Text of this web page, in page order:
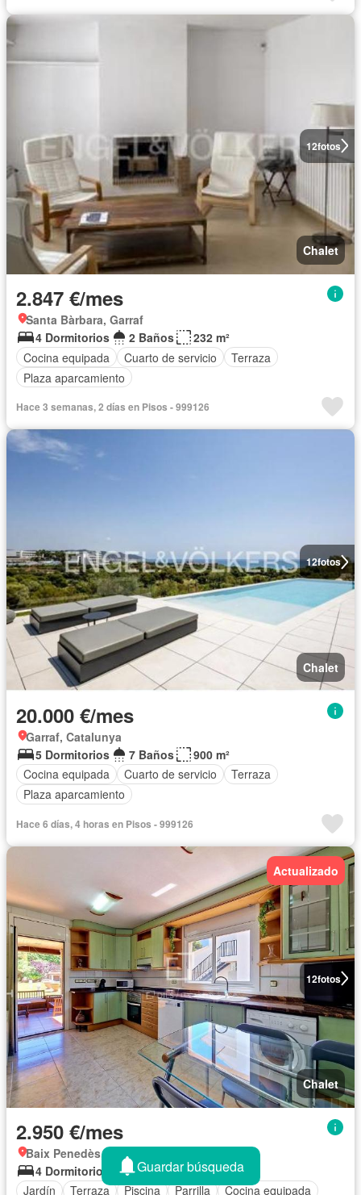
12fotos
Chalet
2.847 €/mes
Santa Bàrbara, Garraf
4 Dormitorios
2 Baños
232 m²
Cocina equipada
Cuarto de servicio
Terraza
Plaza aparcamiento
Hace 3 semanas, 2 días en Pisos - 999126
12fotos
Chalet
20.000 €/mes
Garraf, Catalunya
5 Dormitorios
7 Baños
900 m²
Cocina equipada
Cuarto de servicio
Terraza
Plaza aparcamiento
Hace 6 días, 4 horas en Pisos - 999126
12fotos
Actualizado
Chalet
2.950 €/mes
Baix Penedès, Catalunya
4 Dormitorios
4 Baños
279 m²
Jardín
Terraza Piscina Parrilla Cocina equipada
Guardar búsqueda